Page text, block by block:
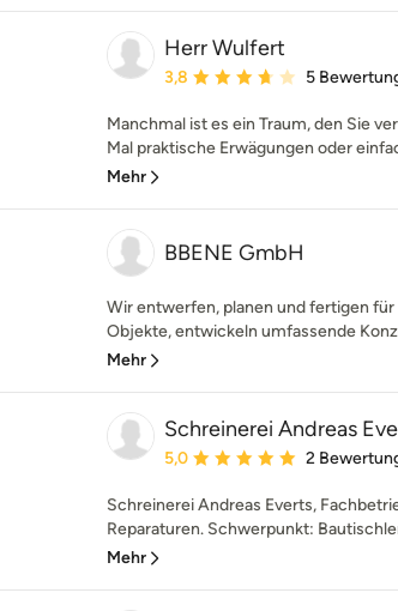
Herr Wulfert
Durchschnittliche Bewertung:
3,8 5
Manchmal ist es ein Traum, den Sie
Mal praktische Erwägungen oder
Mehr
BBENE GmbH
Wir entwerfen, planen und fertigen
Objekte, entwickeln umfassende
Mehr
Schreinerei Andreas
Durchschnittliche Bewertung:
5,0 2
Schreinerei Andreas Everts,
Reparaturen. Schwerpunkt:
Mehr